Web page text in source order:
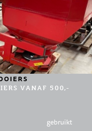
VANAF 500,-
gebruikt